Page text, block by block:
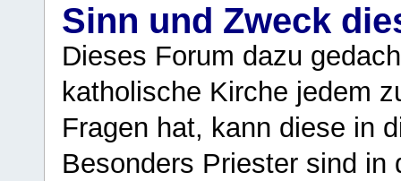
Sinn und Zweck
Dieses Forum dazu
katholische Kirche jedem
Fragen hat, kann diese in
Besonders Priester sind in